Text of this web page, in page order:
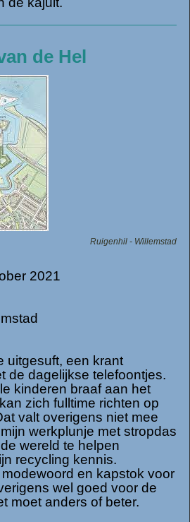
de Hel
Ruigenhil - Willemstad
2021
uitgesuft, een krant
de dagelijkse telefoontjes.
kinderen braaf aan het
zich fulltime richten op
valt overigens niet mee
werkplunje met stropdas
wereld te helpen
recycling kennis.
en kapstok voor
wel goed voor de
moet anders of beter.